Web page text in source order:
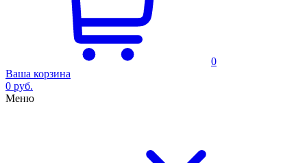
0
Ваша корзина
0 руб.
Меню